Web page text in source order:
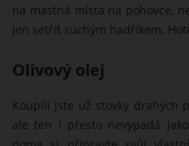
na mastná místa na pohovce,
jen setřít suchým hadříkem.
Olivový olej
Koupili jste už stovky drahých
ale ten i přesto nevypadá